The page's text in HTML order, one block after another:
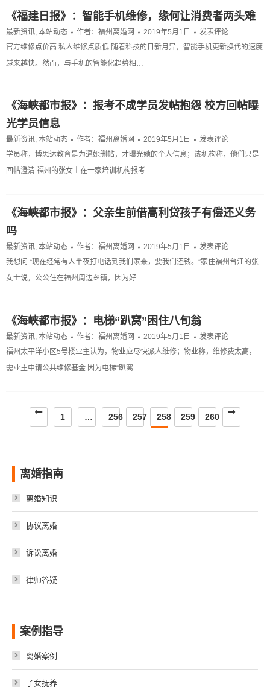
《福建日报》：智能手机维修，缘何让消费者两头难
最新资讯, 本站动态 作者： 福州离婚网 2019年5月1日
发表评论
官方维修点价高 私人维修点质低 随着科技的日新月异，智能手机更新换代的速度
越来越快。然而，与手机的智能化趋势相…
《海峡都市报》：报考不成学员发帖抱怨 校方回帖曝
光学员信息
最新资讯, 本站动态 作者： 福州离婚网 2019年5月1日
发表评论
学员称，博思达教育是为逼她删帖，才曝光她的个人信息；该机构称，他们只是
回帖澄清 福州的张女士在一家培训机构报考…
《海峡都市报》：父亲生前借高利贷孩子有偿还义务
吗
最新资讯, 本站动态 作者： 福州离婚网 2019年5月1日
发表评论
我想问 “现在经常有人半夜打电话到我们家来，要我们还钱。”家住福州台江的张
女士说，公公住在福州周边乡镇，因为好…
《海峡都市报》：电梯“趴窝”困住八旬翁
最新资讯, 本站动态 作者： 福州离婚网 2019年5月1日
发表评论
福州太平洋小区5号楼业主认为，物业应尽快派人维修；物业称，维修费太高，
需业主申请公共维修基金 因为电梯“趴窝…
1 … 256 257 258 259 260
离婚指南
离婚知识
协议离婚
诉讼离婚
律师答疑
案例指导
离婚案例
子女抚养